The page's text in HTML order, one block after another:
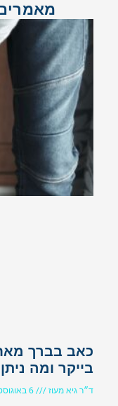
כאב בברך
בייקר ומה
ד״ר גיא מעוז